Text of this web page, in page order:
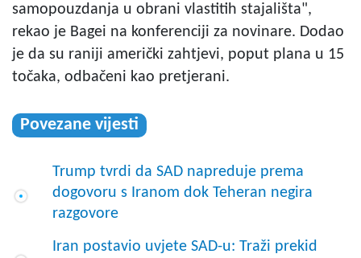
samopouzdanja u obrani vlastitih stajališta",
rekao je Bagei na konferenciji za novinare. Dodao
je da su raniji američki zahtjevi, poput plana u 15
točaka, odbačeni kao pretjerani.
Povezane vijesti
Trump tvrdi da SAD napreduje prema
dogovoru s Iranom dok Teheran negira
razgovore
Iran postavio uvjete SAD-u: Traži prekid